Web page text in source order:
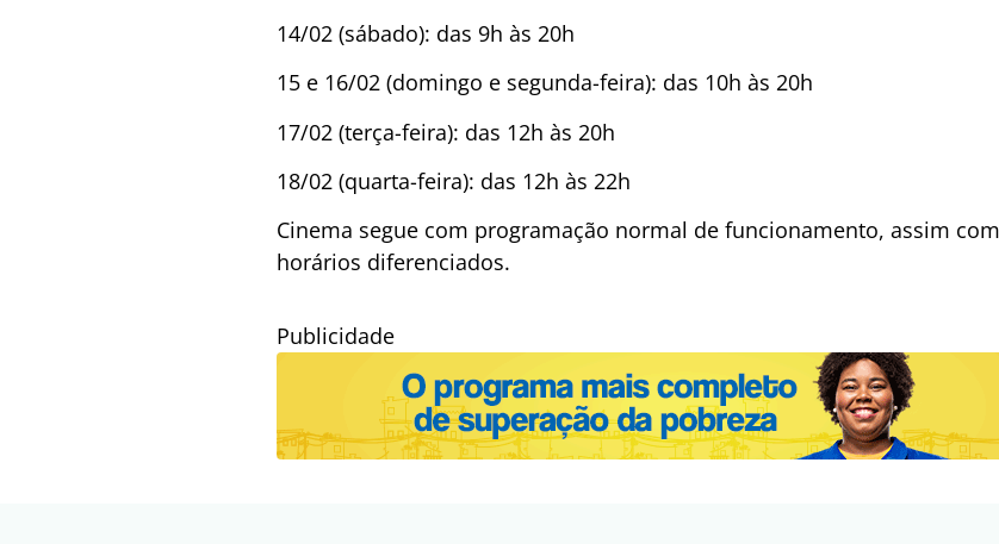
14/02 (sábado): das 9h às 20h
15 e 16/02 (domingo e segunda-feira): das 10h às 20h
17/02 (terça-feira): das 12h às 20h
18/02 (quarta-feira): das 12h às 22h
Cinema segue com programação normal de funcionamento, assim
horários diferenciados.
Publicidade